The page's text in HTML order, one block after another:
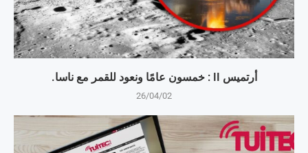
أرتميس II : خمسون عامًا ونعود للقمر مع ناسا.
26/04/02